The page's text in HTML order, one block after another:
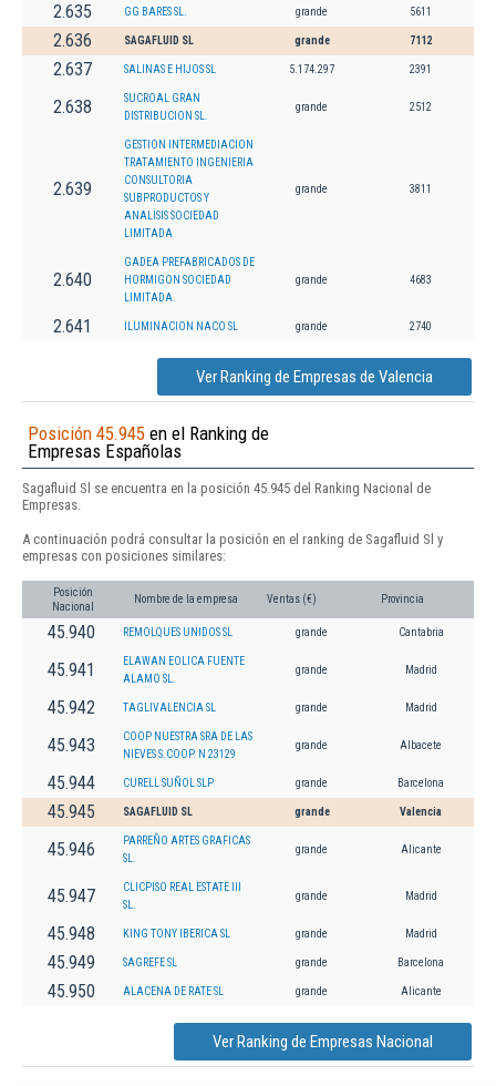
2.635 GG BARES SL. grande 5611
2.636 SAGAFLUID SL grande 7112
2.637 SALINAS E HIJOS SL 5.174.297 2391
2.638
SUCROAL GRAN
DISTRIBUCION SL.
grande 2512
2.639
GESTION INTERMEDIACION
TRATAMIENTO INGENIERIA
CONSULTORIA
SUBPRODUCTOS Y
ANALISIS SOCIEDAD
LIMITADA
grande 3811
2.640
GADEA PREFABRICADOS DE
HORMIGON SOCIEDAD
LIMITADA.
grande 4683
2.641 ILUMINACION NACO SL grande 2740
Ver Ranking de Empresas de Valencia
Posición 45.945 en el Ranking de
Empresas Españolas
Sagafluid Sl se encuentra en la posición 45.945 del Ranking Nacional de
Empresas.
A continuación podrá consultar la posición en el ranking de Sagafluid Sl y
empresas con posiciones similares:
Posición
Nacional
Nombre de la empresa Ventas (€) Provincia
45.940 REMOLQUES UNIDOS SL grande Cantabria
45.941
ELAWAN EOLICA FUENTE
ALAMO SL.
grande Madrid
45.942 TAGLIVALENCIA SL grande Madrid
45.943
COOP NUESTRA SRA DE LAS
NIEVES S.COOP. N 23129
grande Albacete
45.944 CURELL SUÑOL SLP grande Barcelona
45.945 SAGAFLUID SL grande Valencia
45.946
PARREÑO ARTES GRAFICAS
SL.
grande Alicante
45.947
CLICPISO REAL ESTATE III
SL.
grande Madrid
45.948 KING TONY IBERICA SL grande Madrid
45.949 SAGREFE SL grande Barcelona
45.950 ALACENA DE RATE SL grande Alicante
Ver Ranking de Empresas Nacional